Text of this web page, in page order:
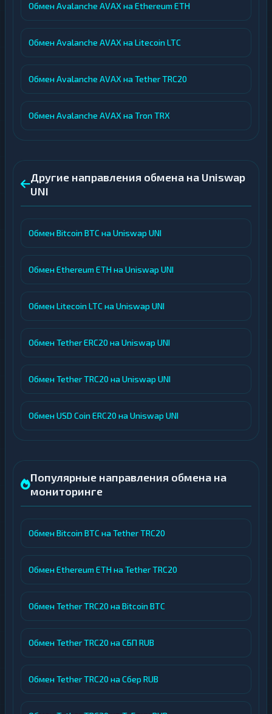
Обмен Avalanche AVAX на Ethereum ETH
Обмен Avalanche AVAX на Litecoin LTC
Обмен Avalanche AVAX на Tether TRC20
Обмен Avalanche AVAX на Tron TRX
Другие направления обмена на Uniswap
UNI
Обмен Bitcoin BTC на Uniswap UNI
Обмен Ethereum ETH на Uniswap UNI
Обмен Litecoin LTC на Uniswap UNI
Обмен Tether ERC20 на Uniswap UNI
Обмен Tether TRC20 на Uniswap UNI
Обмен USD Coin ERC20 на Uniswap UNI
Популярные направления обмена на
мониторинге
Обмен Bitcoin BTC на Tether TRC20
Обмен Ethereum ETH на Tether TRC20
Обмен Tether TRC20 на Bitcoin BTC
Обмен Tether TRC20 на СБП RUB
Обмен Tether TRC20 на Сбер RUB